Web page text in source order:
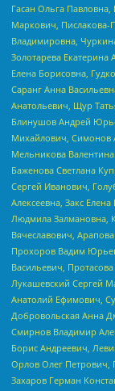
Гасан Ольга
Маркович, Пислакова-
Владимировна,
Золотарева
Елена Борисовна,
Саранг Анна
Анатольевич, Щур
Блинушов Андрей
Михайлович, Симонов
Мельникова
Баженова Светлана
Сергей Иванович,
Алексеевна, Закс
Людмила Залмановна,
Вячеславович,
Прохоров Вадим
Васильевич,
Лукашевский Сергей
Анатолий Ефимович,
Добровольская Анна
Смирнов Владимир
Борис Андреевич,
Орлов Олег Петрович,
Захаров Герман